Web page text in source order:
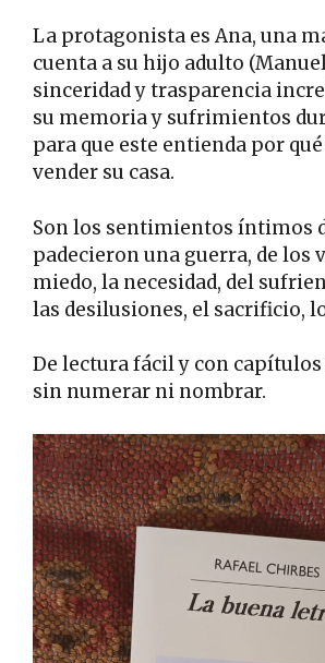
La protagonista es Ana, una
cuenta a su hijo adulto
sinceridad y trasparencia
su memoria y sufrimientos
para que este entienda por
vender su casa.
Son los sentimientos íntimos
padecieron una guerra, de los
miedo, la necesidad, del
las desilusiones, el sacrificio,
De lectura fácil y con
sin numerar ni nombrar.